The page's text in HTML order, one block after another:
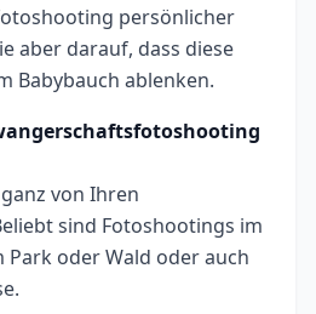
persönlicher
aber darauf, dass diese
Babybauch ablenken.
von Ihren
sind Fotoshootings im
Park oder Wald oder auch